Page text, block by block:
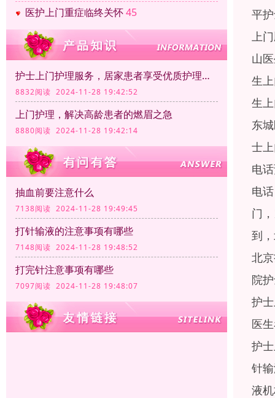
医护上门重症临终关怀45
护士上门护理服务，居家患者享受优质护理服务
8832阅读 2024-11-28 19:42:52
上门护理，解决高龄患者的燃眉之急
8880阅读 2024-11-28 19:42:14
抽血前要注意什么
7138阅读 2024-11-28 19:49:45
打针输液的注意事项有哪些
7148阅读 2024-11-28 19:48:52
打完针注意事项有哪些
7097阅读 2024-11-28 19:48:07
平
上
山
生
生
东
士
电
电
门
到
北
院
护
医
护
针
液